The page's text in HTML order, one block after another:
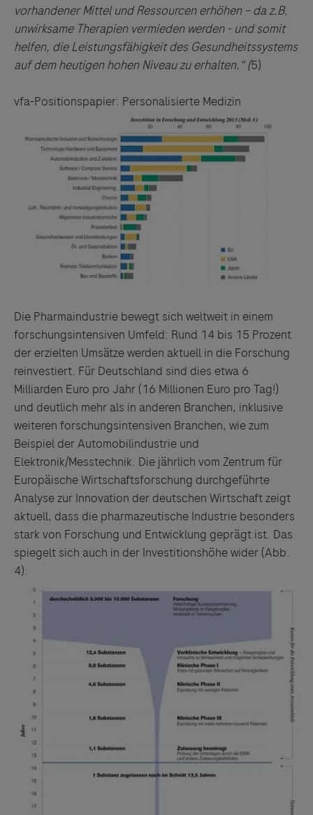
vorhandener Mittel und Ressourcen erhöhen – da z.B.
unwirksame Therapien vermieden werden - und somit
helfen, die Leistungsfähigkeit des Gesundheitssystems
auf dem heutigen hohen Niveau zu erhalten.“ (5)
vfa-Positionspapier: Personalisierte Medizin
Die Pharmaindustrie bewegt sich weltweit in einem
forschungsintensiven Umfeld: Rund 14 bis 15 Prozent
der erzielten Umsätze werden aktuell in die Forschung
reinvestiert. Für Deutschland sind dies etwa 6
Milliarden Euro pro Jahr (16 Millionen Euro pro Tag!)
und deutlich mehr als in anderen Branchen, inklusive
weiteren forschungsintensiven Branchen, wie zum
Beispiel der Automobilindustrie und
Elektronik/Messtechnik. Die jährlich vom Zentrum für
Europäische Wirtschaftsforschung durchgeführte
Analyse zur Innovation der deutschen Wirtschaft zeigt
aktuell, dass die pharmazeutische Industrie besonders
stark von Forschung und Entwicklung geprägt ist. Das
spiegelt sich auch in der Investitionshöhe wider (Abb.
4).
Links zu Websites Dritter werden im Sinne des
Servicegedankens angeboten. Der Herausgeber äußert
keine Meinung über den Inhalt von Websites Dritter und
lehnt ausdrücklich jegliche Verantwortung für